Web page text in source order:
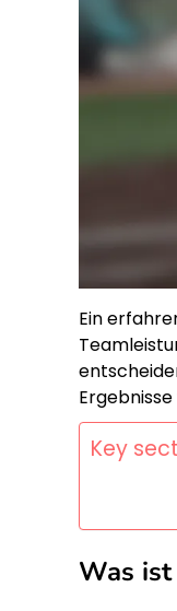
Ein
Key
Was